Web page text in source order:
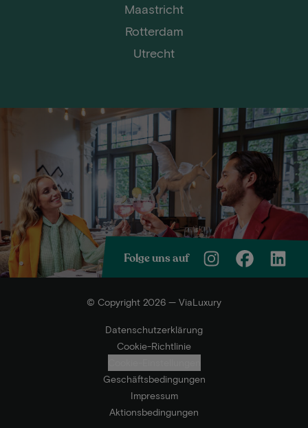
Maastricht
Rotterdam
Utrecht
Folge uns auf
© Copyright 2026 — ViaLuxury
Datenschutzerklärung
Cookie-Richtlinie
Geschäftsbedingungen
Impressum
Aktionsbedingungen